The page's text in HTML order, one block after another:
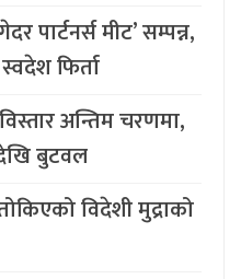
पार्टनर्स मीट’ सम्पन्न,
फिर्ता
अन्तिम चरणमा,
बुटवल
विदेशी मुद्राको